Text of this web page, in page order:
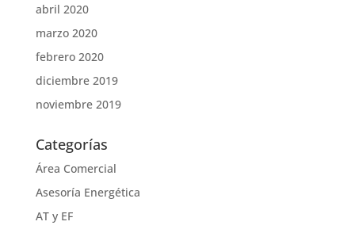
abril 2020
marzo 2020
febrero 2020
diciembre 2019
noviembre 2019
Categorías
Área Comercial
Asesoría Energética
AT y EF